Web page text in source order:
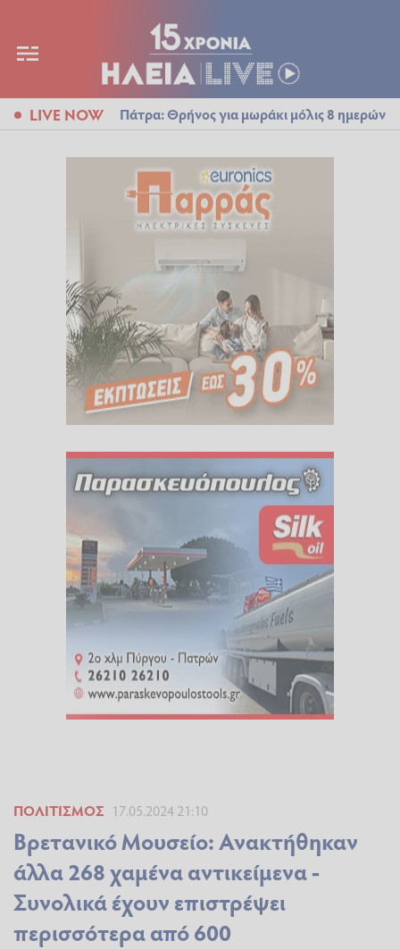
LIVE NOW Πάτρα: Θρήνος για μωράκι μόλις 8 ημερών
ΠΟΛΙΤΙΣΜΌΣ 17.05.2024 21:10
Βρετανικό Μουσείο: Ανακτήθηκαν
άλλα 268 χαμένα αντικείμενα -
Συνολικά έχουν επιστρέψει
περισσότερα από 600